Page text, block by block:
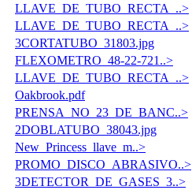
LLAVE_DE_TUBO_RECTA_..>
LLAVE_DE_TUBO_RECTA_..>
3CORTATUBO_31803.jpg
FLEXOMETRO_48-22-721..>
LLAVE_DE_TUBO_RECTA_..>
Oakbrook.pdf
PRENSA_NO_23_DE_BANC..>
2DOBLATUBO_38043.jpg
New_Princess_llave_m..>
PROMO_DISCO_ABRASIVO..>
3DETECTOR_DE_GASES_3..>